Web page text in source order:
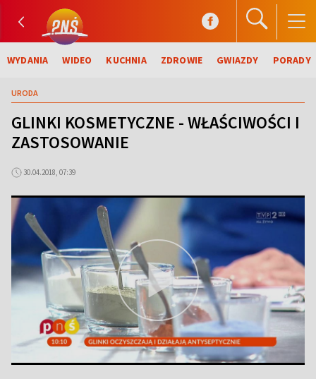
WYDANIA WIDEO KUCHNIA ZDROWIE GWIAZDY PORADY
URODA
GLINKI KOSMETYCZNE - WŁAŚCIWOŚCI I
ZASTOSOWANIE
30.04.2018, 07:39